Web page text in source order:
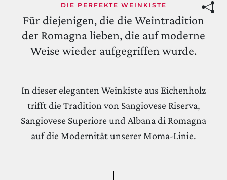
DIE PERFEKTE WEINKISTE
Für diejenigen, die die Weintradition
der Romagna lieben, die auf moderne
Weise wieder aufgegriffen wurde.
In dieser eleganten Weinkiste aus Eichenholz
trifft die Tradition von Sangiovese Riserva,
Sangiovese Superiore und Albana di Romagna
auf die Modernität unserer Moma-Linie.